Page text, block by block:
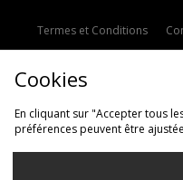
Termes et Conditions
Cookies
En cliquant sur "Accepter tous
préférences peuvent être